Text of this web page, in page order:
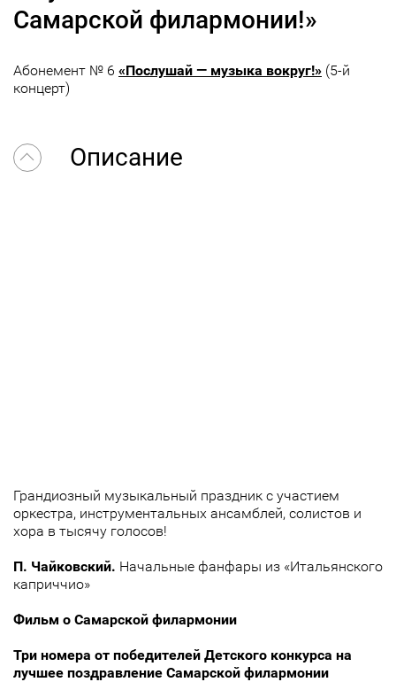
Самарской филармонии!»
Абонемент № 6 «Послушай — музыка вокруг!» (5-й
концерт)
Описание
Грандиозный музыкальный праздник с участием
оркестра, инструментальных ансамблей, солистов и
хора в тысячу голосов!
П. Чайковский. Начальные фанфары из «Итальянского
каприччио»
Фильм о Самарской филармонии
Три номера от победителей Детского конкурса на
лучшее поздравление Самарской филармонии